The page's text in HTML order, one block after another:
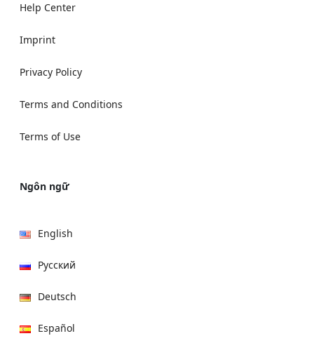
Help Center
Imprint
Privacy Policy
Terms and Conditions
Terms of Use
Ngôn ngữ
English
Русский
Deutsch
Español